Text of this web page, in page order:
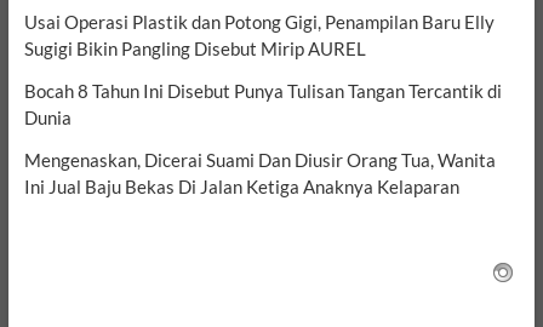
Usai Operasi Plastik dan Potong Gigi, Penampilan Baru Elly
Sugigi Bikin Pangling Disebut Mirip AUREL
Bocah 8 Tahun Ini Disebut Punya Tulisan Tangan Tercantik di
Dunia
Mengenaskan, Dicerai Suami Dan Diusir Orang Tua, Wanita
Ini Jual Baju Bekas Di Jalan Ketiga Anaknya Kelaparan